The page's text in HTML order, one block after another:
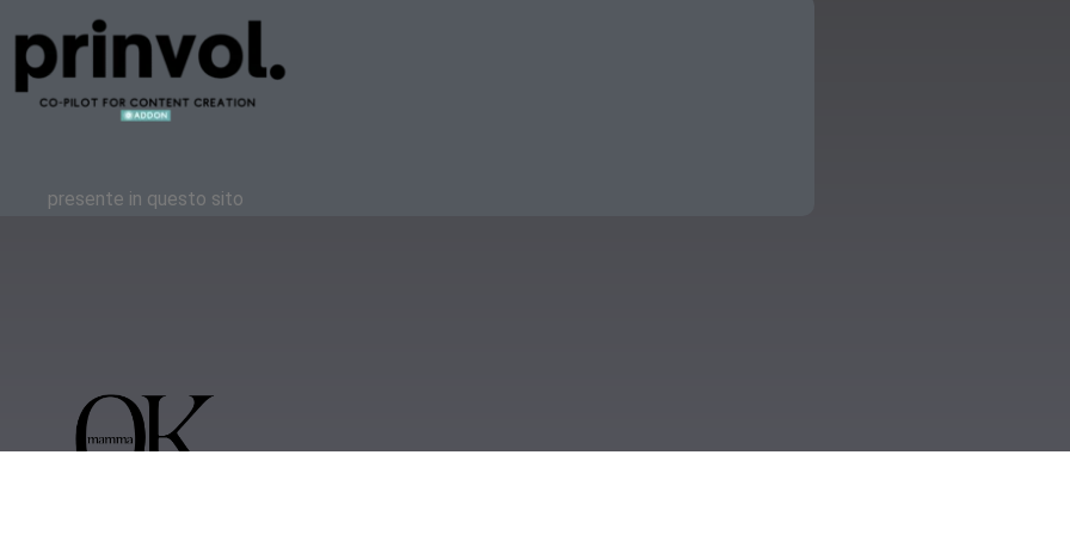
presente in questo sito